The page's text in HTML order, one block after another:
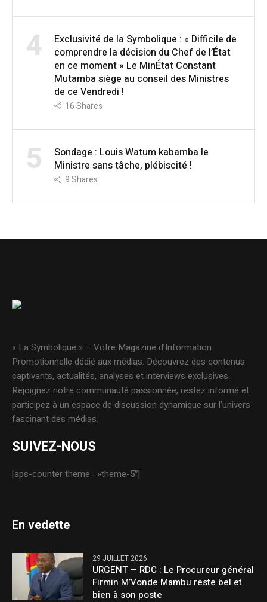
4
Exclusivité de la Symbolique : « Difficile de
comprendre la décision du Chef de l’État
en ce moment » Le MinÉtat Constant
Mutamba siège au conseil des Ministres
de ce Vendredi !
16Shares
5
Sondage : Louis Watum kabamba le
Ministre sans tâche, plébiscité !
9Shares
« La Symbolique » – Votre Magazine d’Information
Promotionnelle dédié aux médias. Découvrez des contenus
captivants, actualités, analyses et interviews exclusives.
Rejoignez notre communauté passionnée, restez informé et
participez à un espace de discussion dynamique sur l’univers
fascinant des médias.
SUIVEZ-NOUS
[aps-counter theme= »theme-5″]
En vedette
29 JUILLET 2026
URGENT — RDC : Le Procureur général
Firmin M’Vonde Mambu reste bel et
bien à son poste